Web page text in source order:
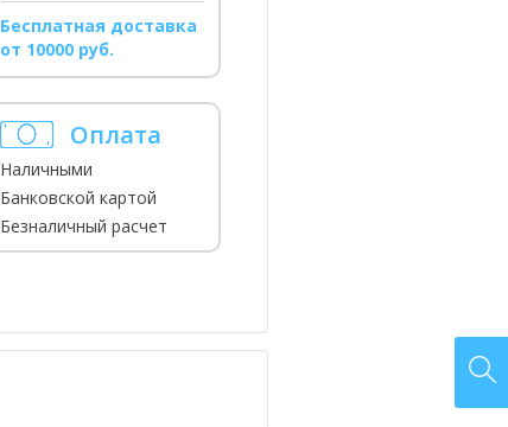
Бесплатная доставка
от 10000 руб.
Оплата
Наличными
Банковской картой
Безналичный расчет